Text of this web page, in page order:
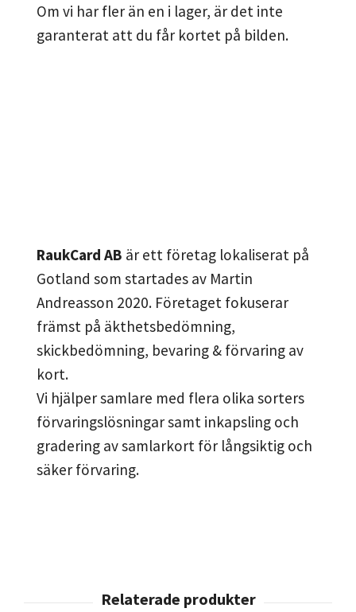
Om vi har fler än en i lager, är det inte
garanterat att du får kortet på bilden.
RaukCard AB är ett företag lokaliserat på
Gotland som startades av Martin
Andreasson 2020. Företaget fokuserar
främst på äkthetsbedömning,
skickbedömning, bevaring & förvaring av
kort.
Vi hjälper samlare med flera olika sorters
förvaringslösningar samt inkapsling och
gradering av samlarkort för långsiktig och
säker förvaring.